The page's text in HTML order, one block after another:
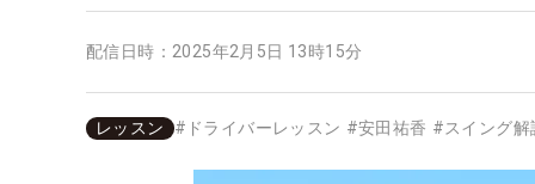
配信日時： 2025年2月5日 13時15分
レッスン # ドライバーレッスン #安田祐香 #スイング解